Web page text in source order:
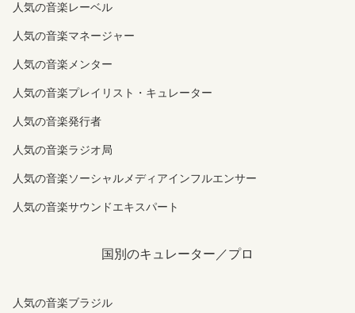
人気の音楽レーベル
人気の音楽マネージャー
人気の音楽メンター
人気の音楽プレイリスト・キュレーター
人気の音楽発行者
人気の音楽ラジオ局
人気の音楽ソーシャルメディアインフルエンサー
人気の音楽サウンドエキスパート
国別のキュレーター／プロ
人気の音楽ブラジル